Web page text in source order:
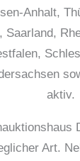
Anhalt,
Saarland,
aktiv.
Art.